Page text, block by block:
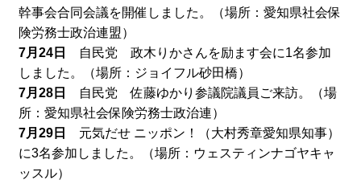
幹事会合同会議を開催しました。（場所：愛知県社会保
険労務士政治連盟）
7月24日
自民党 政木りかさんを励ます会に1名参加
しました。（場所：ジョイフル砂田橋）
7月28日
自民党 佐藤ゆかり参議院議員ご来訪。（場
所：愛知県社会保険労務士政治連）
7月29日
元気だせ ニッポン！（大村秀章愛知県知事）
に3名参加しました。（場所：ウェスティンナゴヤキャ
ッスル）